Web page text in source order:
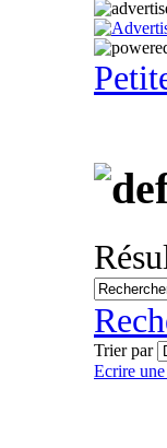
Trier par
Ecrire